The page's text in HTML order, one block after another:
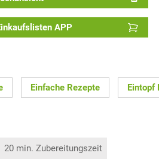
APP
Einfache Rezepte Eintopf
20 min. Zubereitungszeit